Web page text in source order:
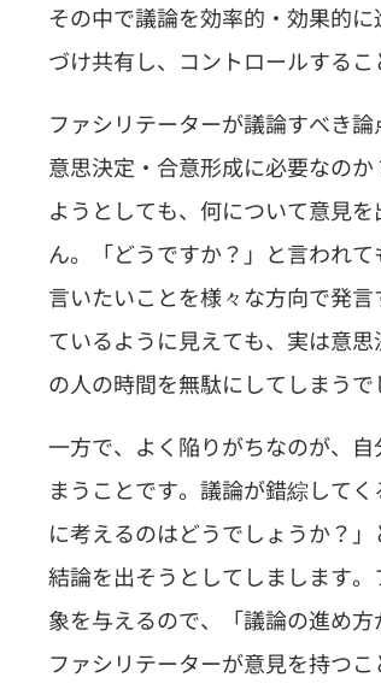
その中で議論を効率的・効果的
づけ共有し、コントロールするこ
ファシリテーターが議論すべき
意思決定・合意形成に必要なの
ようとしても、何について意見
ん。「どうですか？」と言われ
言いたいことを様々な方向で発
ているように見えても、実は意
の人の時間を無駄にしてしまうで
一方で、よく陥りがちなのが、
まうことです。議論が錯綜して
に考えるのはどうでしょうか？
結論を出そうとしてしまします
象を与えるので、「議論の進め
ファシリテーターが意見を持つ